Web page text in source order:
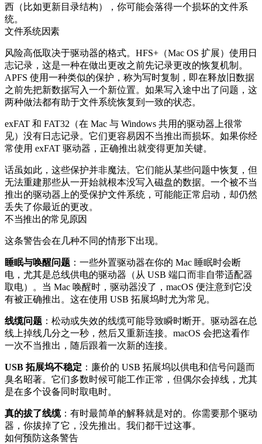
西（比如更新目录结构），你可能会落得一个损坏的文件系
统。
文件系统因素
风险高低取决于驱动器的格式。HFS+（Mac OS 扩展）使用日
志记录，这是一种在做出更改之前先记录更改的恢复机制。
APFS 使用一种类似的保护，称为写时复制，即在释放旧数据
之前先把新数据写入一个新位置。如果写入途中出了问题，这
两种做法都有助于文件系统恢复到一致的状态。
exFAT 和 FAT32（在 Mac 与 Windows 共用的驱动器上很常
见）没有日志记录。它们更容易因不当推出而损坏。如果你经
常使用 exFAT 驱动器，正确推出就变得更加关键。
话虽如此，这些保护并非魔法。它们能从某些问题中恢复，但
无法重建那些从一开始就根本没写入磁盘的数据。一个被不当
推出的驱动器上的受保护文件系统，可能能正常启动，却仍然
丢失了你最近的更改。
不当推出的常见原因
这条警告会在几种不同的情形下出现。
睡眠与唤醒问题 ：一些外置驱动器在你的 Mac 睡眠时会断
电，尤其是总线供电的驱动器（从 USB 端口而非自带适配器
取电）。当 Mac 唤醒时，驱动器没了，macOS 便注意到它没
有被正确推出。这在使用 USB 拓展坞时尤为常见。
线缆问题 ：松动或失效的线缆可能导致瞬时断开。驱动器在总
线上掉线几分之一秒，然后又重新连接。macOS 会把这看作
一次不当推出，随后跟着一次新的连接。
USB 拓展坞不稳定 ：廉价的 USB 拓展坞以供电和信号问题而
臭名昭著。它们多数时候可能工作正常，但偶尔会掉线，尤其
是在多个设备同时取电时。
真的拔了线缆：有时最简单的解释就是对的。你需要那个驱动
器，你拔掉了它，没先推出。我们都干过这事。
如何预防这条警告